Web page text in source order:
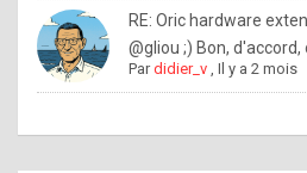
o
w
o
RE: Oric hardware
@gliou ;) Bon, d'accord,
Pardidier_v ,Il y a 2 mois